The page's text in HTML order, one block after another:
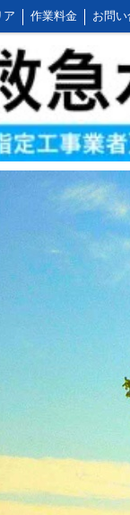
ア 作業料金 お問
割引ご利用方法